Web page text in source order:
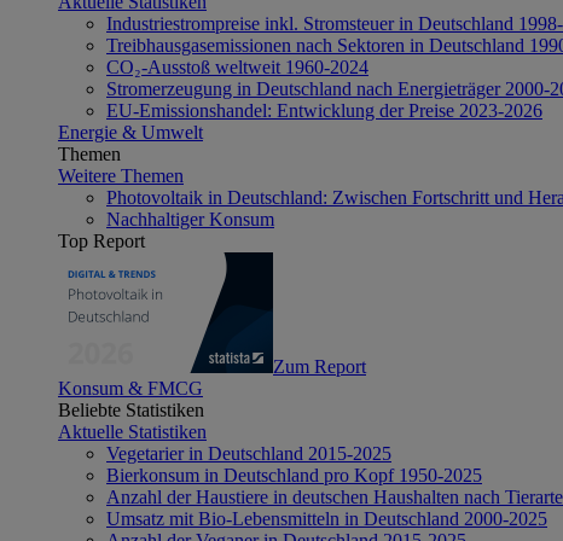
Industriestrompreise inkl. Stromsteuer in Deutschland
Treibhausgasemissionen nach Sektoren in Deutschland
CO₂-Ausstoß weltweit 1960-2024
Stromerzeugung in Deutschland nach Energieträger 2000-
EU-Emissionshandel: Entwicklung der Preise 2023-2026
Energie & Umwelt
Themen
Weitere Themen
Photovoltaik in Deutschland: Zwischen Fortschritt und
Nachhaltiger Konsum
Top Report
Zum Report
Konsum & FMCG
Beliebte Statistiken
Aktuelle Statistiken
Vegetarier in Deutschland 2015-2025
Bierkonsum in Deutschland pro Kopf 1950-2025
Anzahl der Haustiere in deutschen Haushalten nach
Umsatz mit Bio-Lebensmitteln in Deutschland 2000-2025